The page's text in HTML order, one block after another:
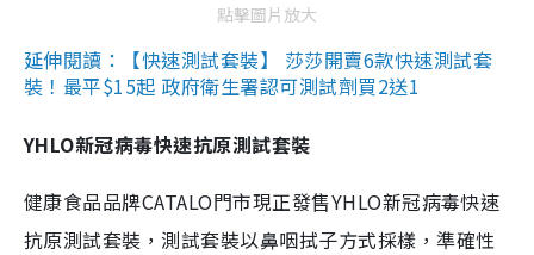
點擊圖片放大
延伸閱讀：【快速測試套裝】 莎莎開賣6款快速測試套
裝！最平$15起 政府衛生署認可測試劑買2送1
YHLO新冠病毒快速抗原測試套裝
健康食品品牌CATALO門市現正發售YHLO新冠病毒快速
抗原測試套裝，測試套裝以鼻咽拭子方式採樣，準確性